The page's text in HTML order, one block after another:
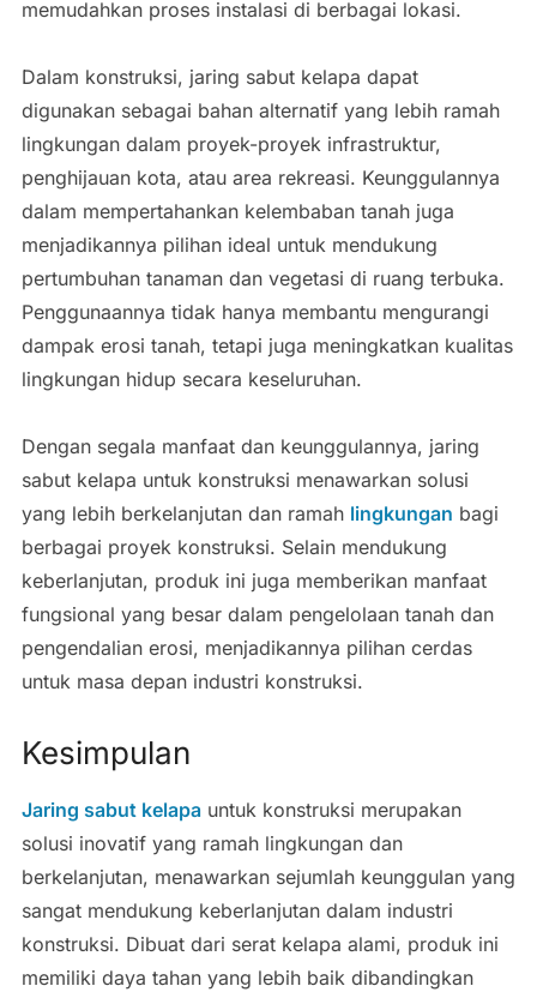
memudahkan proses instalasi di berbagai lokasi.
Dalam konstruksi, jaring sabut kelapa dapat
digunakan sebagai bahan alternatif yang lebih ramah
lingkungan dalam proyek-proyek infrastruktur,
penghijauan kota, atau area rekreasi. Keunggulannya
dalam mempertahankan kelembaban tanah juga
menjadikannya pilihan ideal untuk mendukung
pertumbuhan tanaman dan vegetasi di ruang terbuka.
Penggunaannya tidak hanya membantu mengurangi
dampak erosi tanah, tetapi juga meningkatkan kualitas
lingkungan hidup secara keseluruhan.
Dengan segala manfaat dan keunggulannya, jaring
sabut kelapa untuk konstruksi menawarkan solusi
yang lebih berkelanjutan dan ramah lingkungan bagi
berbagai proyek konstruksi. Selain mendukung
keberlanjutan, produk ini juga memberikan manfaat
fungsional yang besar dalam pengelolaan tanah dan
pengendalian erosi, menjadikannya pilihan cerdas
untuk masa depan industri konstruksi.
Kesimpulan
Jaring sabut kelapauntuk konstruksi merupakan
solusi inovatif yang ramah lingkungan dan
berkelanjutan, menawarkan sejumlah keunggulan yang
sangat mendukung keberlanjutan dalam industri
konstruksi. Dibuat dari serat kelapa alami, produk ini
memiliki daya tahan yang lebih baik dibandingkan